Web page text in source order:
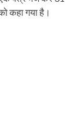
कहा गया है।